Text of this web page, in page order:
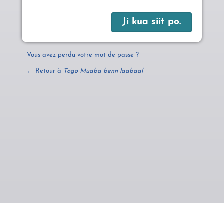
Vous avez perdu votre mot de passe ?
← Retour à Togo Muaba‑benn laabaal